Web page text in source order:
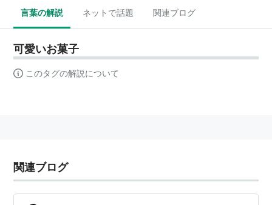
言葉の解説 ネットで話題 関連ブログ
可愛いお菓子
このタグの解説について
関連ブログ